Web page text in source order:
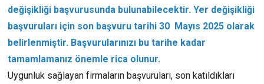
değişikliği başvurusunda bulunabilecektir. Yer değişikliği
başvuruları için son başvuru tarihi 30 Mayıs 2025 olarak
belirlenmiştir. Başvurularınızı bu tarihe kadar
tamamlamanız önemle rica olunur.
Uygunluk sağlayan firmaların başvuruları, son katıldıkları